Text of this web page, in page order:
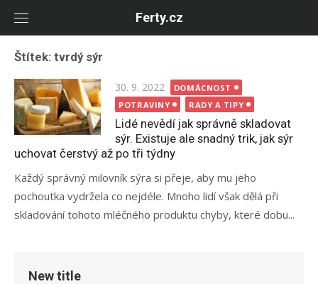
Ferty.cz
Štítek: tvrdý sýr
Posted
on
30. 9. 2022
DOMÁCNOST
POTRAVINY
RADY A TIPY
Lidé nevědí jak správně skladovat
sýr. Existuje ale snadný trik, jak sýr
uchovat čerstvý až po tři týdny
Každý správný milovník sýra si přeje, aby mu jeho
pochoutka vydržela co nejdéle. Mnoho lidí však dělá při
skladování tohoto mléčného produktu chyby, které dobu...
New title